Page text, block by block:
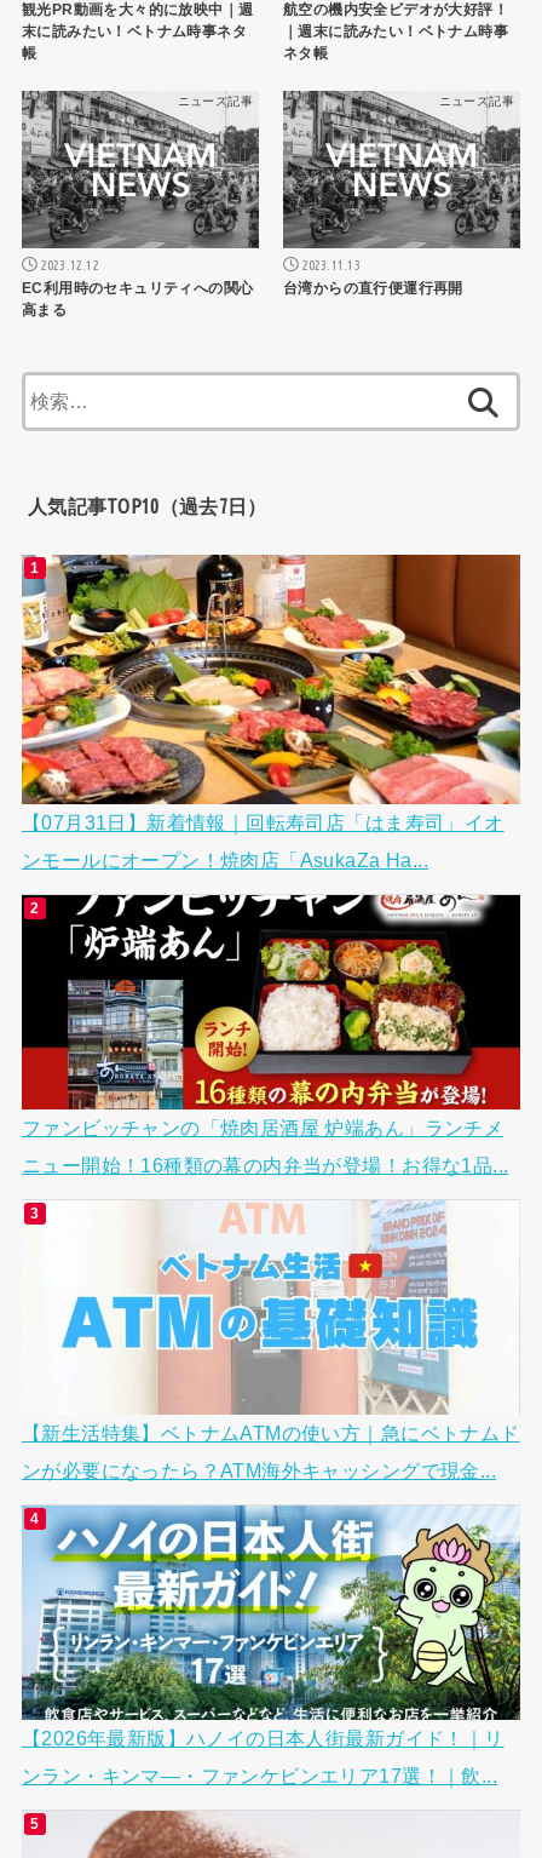
観光PR動画を大々的に放映中｜週
末に読みたい！ベトナム時事ネタ
帳
航空の機内安全ビデオが大好評！
｜週末に読みたい！ベトナム時事
ネタ帳
ニュース記事
2023.12.12
EC利用時のセキュリティへの関心
高まる
ニュース記事
2023.11.13
台湾からの直行便運行再開
索:
人気記事TOP10（過去7日）
【07月31日】新着情報｜回転寿司店「はま寿司」イオ
ンモールにオープン！焼肉店「AsukaZa Ha...
ファンビッチャンの「焼肉居酒屋 炉端あん」ランチメ
ニュー開始！16種類の幕の内弁当が登場！お得な1品...
【新生活特集】ベトナムATMの使い方｜急にベトナムド
ンが必要になったら？ATM海外キャッシングで現金...
【2026年最新版】ハノイの日本人街最新ガイド！｜リ
ンラン・キンマ―・ファンケビンエリア17選！｜飲...